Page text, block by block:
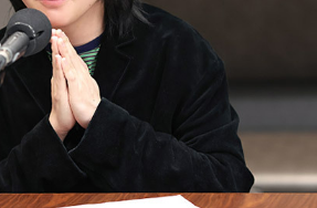
草彅健太（くさなぎ・けんた）
ネ所属。メンタルケアカウンセラー。
中心に7,000件を超え、占いイベントや
る。また、イベントMCや声優としての
係者からの依頼も多い。
uranai.com/
UHrZuZcHTj4
度巡ってくる吉日
って千里帰る」という言い伝えがあ
無事に戻ってくる」と考えられてき
金や旅に関する縁起の良い日として親